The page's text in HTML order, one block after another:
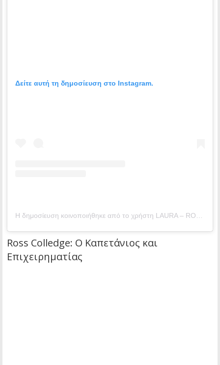
Δείτε αυτή τη δημοσίευση στο Instagram.
Ross Colledge: Ο Καπετάνιος και
Επιχειρηματίας